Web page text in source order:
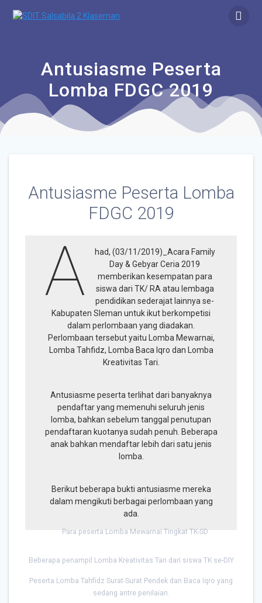
Antusiasme Peserta
Lomba FDGC 2019
Antusiasme Peserta Lomba
FDGC 2019
A
had, (03/11/2019)_Acara Family
Day & Gebyar Ceria 2019
memberikan kesempatan para
siswa dari TK/ RA atau lembaga
pendidikan sederajat lainnya se-
Kabupaten Sleman untuk ikut berkompetisi
dalam perlombaan yang diadakan.
Perlombaan tersebut yaitu Lomba Mewarnai,
Lomba Tahfidz, Lomba Baca Iqro dan Lomba
Kreativitas Tari.
Antusiasme peserta terlihat dari banyaknya
pendaftar yang memenuhi seluruh jenis
lomba, bahkan sebelum tanggal penutupan
pendaftaran kuotanya sudah penuh. Beberapa
anak bahkan mendaftar lebih dari satu jenis
lomba.
Berikut beberapa bukti antusiasme mereka
dalam mengikuti berbagai perlombaan yang
ada.
Para peserta Lomba Mewarnai Tingkat TK-SD
Beberapa penampil Lomba Kreativitas Tari dari siswa TK se-DIY
Peserta Lomba Tahfidz Surat-Surat Pendek dan Baca Iqro yang
sedang antre penilaian.